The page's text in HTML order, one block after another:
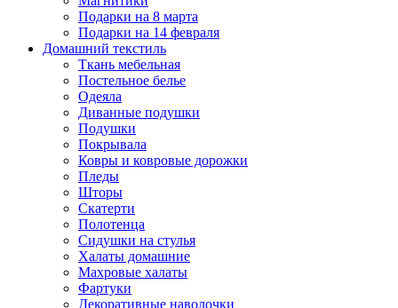
Подарки на 8 марта
Подарки на 14 февраля
Домашний текстиль
Ткань мебельная
Постельное белье
Одеяла
Диванные подушки
Подушки
Покрывала
Ковры и ковровые дорожки
Пледы
Шторы
Скатерти
Полотенца
Сидушки на стулья
Халаты домашние
Махровые халаты
Фартуки
Декоративные наволочки